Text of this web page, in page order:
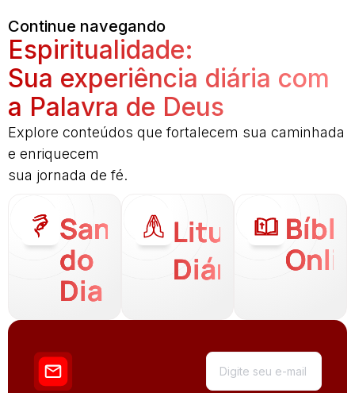
Continue navegando
Espiritualidade:
Sua experiência diária com
a Palavra de Deus
Explore conteúdos que fortalecem sua caminhada
e enriquecem
sua jornada de fé.
Santo
do
Dia
Liturgia
Diária